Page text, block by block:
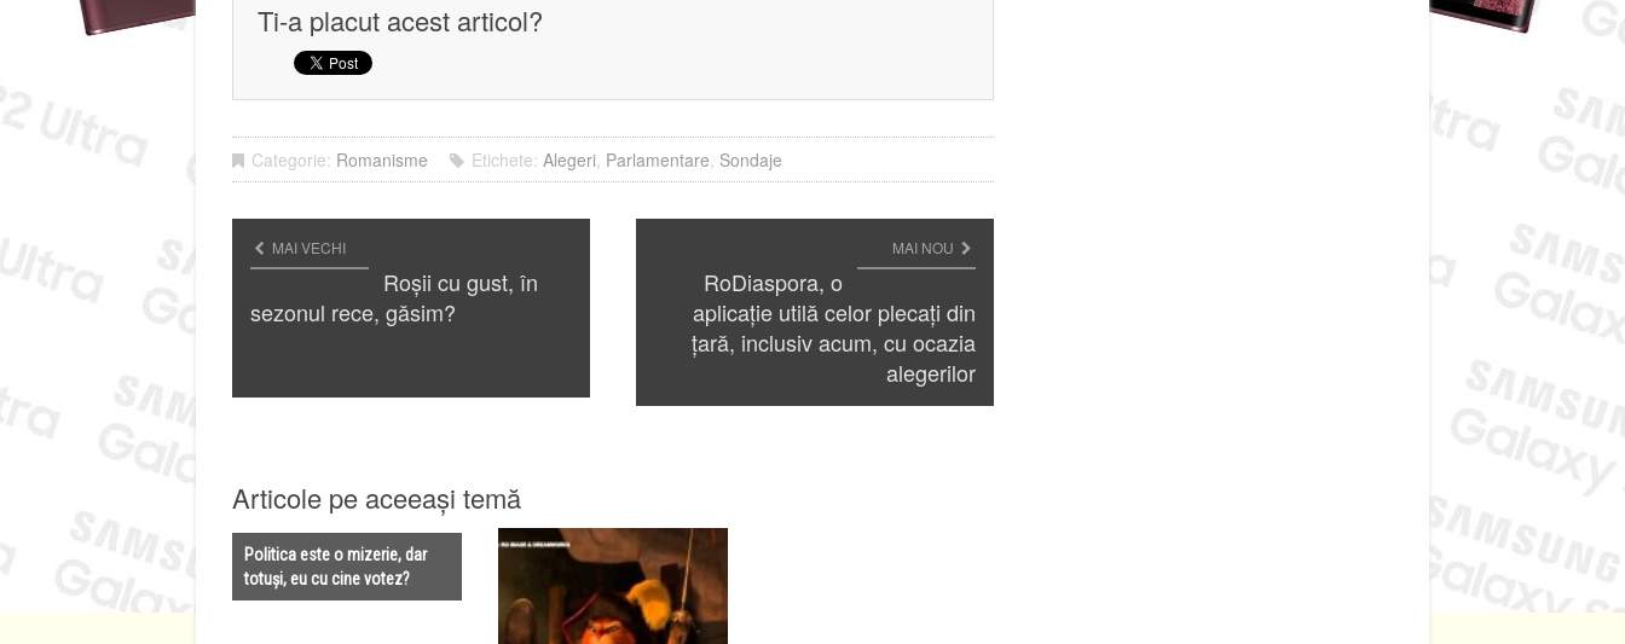
Ti-a placut acest articol?
Categorie: Romanisme Etichete: Alegeri, Parlamentare, Sondaje
MAI VECHI
Roșii cu gust, în
sezonul rece, găsim?
MAI NOU
RoDiaspora, o
aplicație utilă celor plecați din
țară, inclusiv acum, cu ocazia
alegerilor
Articole pe aceeași temă
Politica este o mizerie, dar
totuși, eu cu cine votez?